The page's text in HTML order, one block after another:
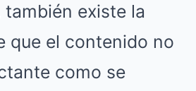
existe la
que el contenido no
como se